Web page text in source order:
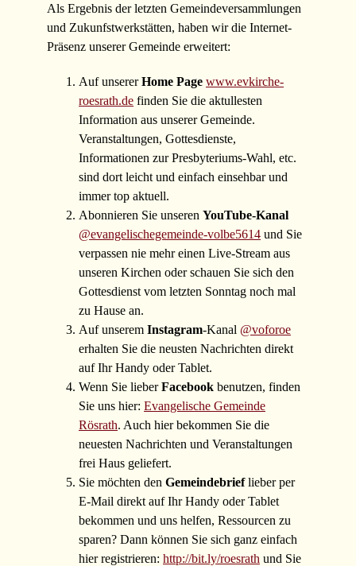
Als Ergebnis der letzten Gemeindeversammlungen
und Zukunfstwerkstätten, haben wir die Internet-
Präsenz unserer Gemeinde erweitert:
Auf unsererHome Page www.evkirche-
roesrath.de finden Sie die aktullesten
Information aus unserer Gemeinde.
Veranstaltungen, Gottesdienste,
Informationen zur Presbyteriums-Wahl, etc.
sind dort leicht und einfach einsehbar und
immer top aktuell.
Abonnieren Sie unseren YouTube-Kanal
@evangelischegemeinde-volbe5614 und Sie
verpassen nie mehr einen Live-Stream aus
unseren Kirchen oder schauen Sie sich den
Gottesdienst vom letzten Sonntag noch mal
zu Hause an.
Auf unserem Instagram-Kanal @voforoe
erhalten Sie die neusten Nachrichten direkt
auf Ihr Handy oder Tablet.
Wenn Sie lieberFacebook benutzen, finden
Sie uns hier: Evangelische Gemeinde
Rösrath. Auch hier bekommen Sie die
neuesten Nachrichten und Veranstaltungen
frei Haus geliefert.
Sie möchten den Gemeindebrieflieber per
E-Mail direkt auf Ihr Handy oder Tablet
bekommen und uns helfen, Ressourcen zu
sparen? Dann können Sie sich ganz einfach
hier registrieren: http://bit.ly/roesrath und Sie